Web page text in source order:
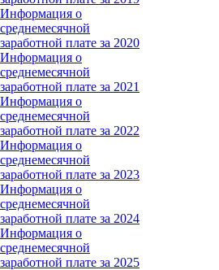
Информация о
среднемесячной
заработной плате за 2020
Информация о
среднемесячной
заработной плате за 2021
Информация о
среднемесячной
заработной плате за 2022
Информация о
среднемесячной
заработной плате за 2023
Информация о
среднемесячной
заработной плате за 2024
Информация о
среднемесячной
заработной плате за 2025